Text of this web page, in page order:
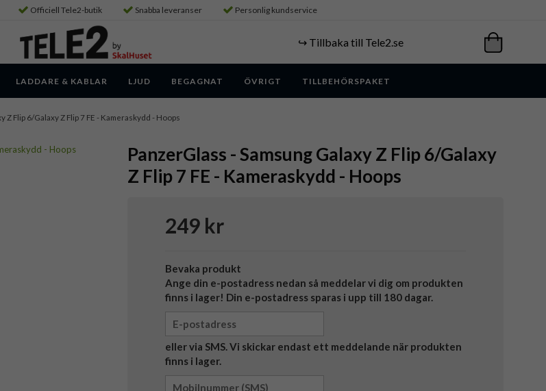
Officiell Tele2-butik Snabba leveranser Personlig kundservice
↪️ Tillbaka till Tele2.se
LADDARE & KABLAR LJUD BEGAGNAT ÖVRIGT TILLBEHÖRSPAKET
Z Flip 6/Galaxy Z Flip 7 FE - Kameraskydd - Hoops
PanzerGlass - Samsung Galaxy Z Flip 6/Galaxy
Z Flip 7 FE - Kameraskydd - Hoops
249 kr
Bevaka produkt
Ange din e-postadress nedan så meddelar vi dig om produkten
finns i lager! Din e-postadress sparas i upp till 180 dagar.
eller via SMS. Vi skickar endast ett meddelande när produkten
finns i lager.